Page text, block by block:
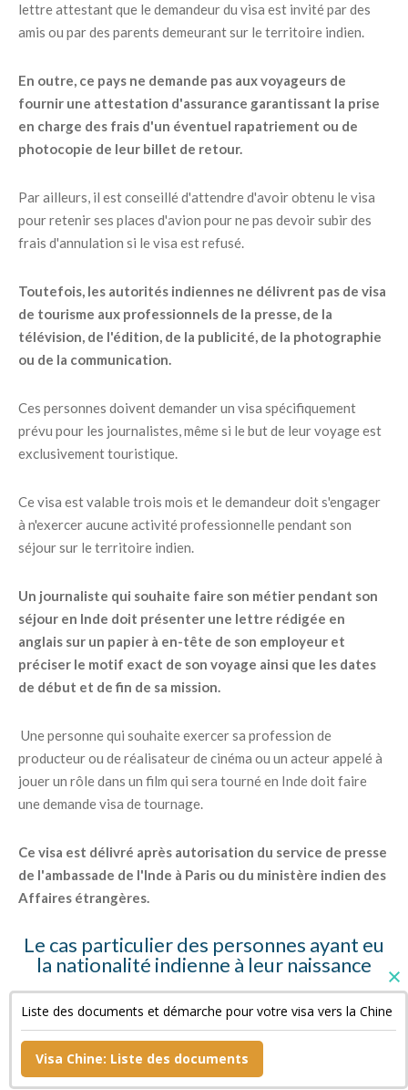
lettre attestant que le demandeur du visa est invité par des
amis ou par des parents demeurant sur le territoire indien.
En outre, ce pays ne demande pas aux voyageurs de
fournir une attestation d'assurance garantissant la prise
en charge des frais d'un éventuel rapatriement ou de
photocopie de leur billet de retour.
Par ailleurs, il est conseillé d'attendre d'avoir obtenu le visa
pour retenir ses places d'avion pour ne pas devoir subir des
frais d'annulation si le visa est refusé.
Toutefois, les autorités indiennes ne délivrent pas de visa
de tourisme aux professionnels de la presse, de la
télévision, de l'édition, de la publicité, de la photographie
ou de la communication.
Ces personnes doivent demander un visa spécifiquement
prévu pour les journalistes, même si le but de leur voyage est
exclusivement touristique.
Ce visa est valable trois mois et le demandeur doit s'engager
à n'exercer aucune activité professionnelle pendant son
séjour sur le territoire indien.
Un journaliste qui souhaite faire son métier pendant son
séjour en Inde doit présenter une lettre rédigée en
anglais sur un papier à en-tête de son employeur et
préciser le motif exact de son voyage ainsi que les dates
de début et de fin de sa mission.
Une personne qui souhaite exercer sa profession de
producteur ou de réalisateur de cinéma ou un acteur appelé à
jouer un rôle dans un film qui sera tourné en Inde doit faire
une demande visa de tournage.
Ce visa est délivré après autorisation du service de presse
de l'ambassade de l'Inde à Paris ou du ministère indien des
Affaires étrangères.
Le cas particulier des personnes ayant eu
la nationalité indienne à leur naissance
Ces personnes doivent fournir des copies de leur « Surrender
Certificate » et de leur passeport indien annulé ainsi qu'une
déclaration sur l'honneur.
Liste des documents et démarche pour votre visa vers la Chine
Visa Chine: Liste des documents